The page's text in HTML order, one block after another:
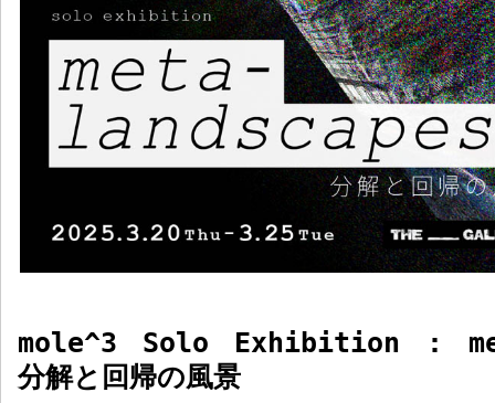
mole^3 Solo Exhibition :
分解と回帰の風景